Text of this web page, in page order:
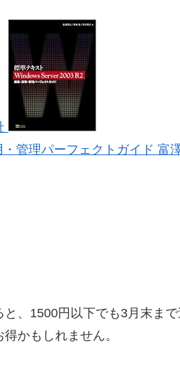
管理パーフェクトガイド 富
、1500円以下でも3月末まで
かもしれません。